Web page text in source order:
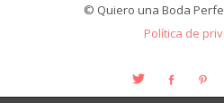
© Quiero una Boda
Política de